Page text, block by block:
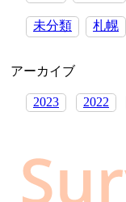
未分類 札幌
アーカイブ
2023 2022